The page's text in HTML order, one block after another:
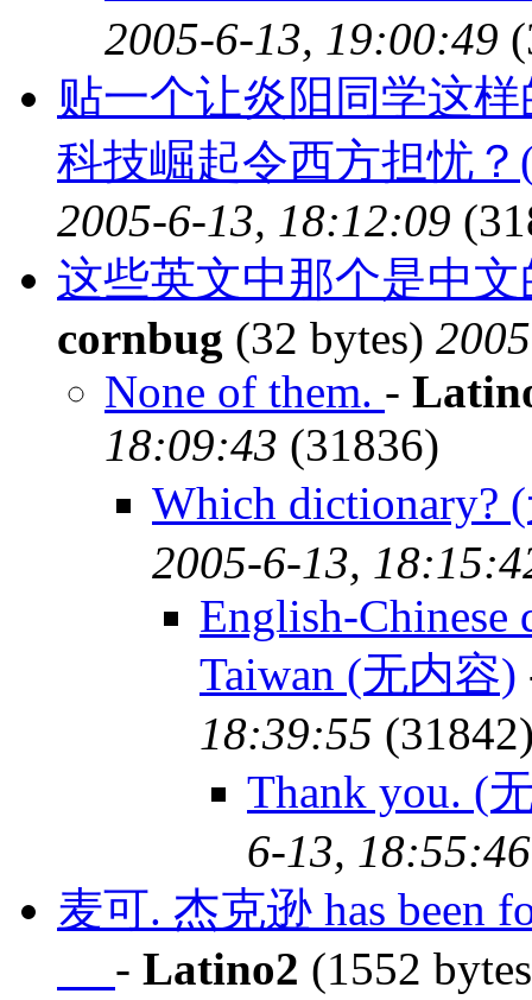
2005-6-13, 19:00:49
贴一个让炎阳同学这
科技崛起令西方担忧
2005-6-13, 18:12:09
这些英文中那个是中
cornbug (32 bytes)
None of them. -
18:09:43 (31836)
Which dictionary?
2005-6-13,
English-Chinese
Taiwan (无内容)
18:39:55
Thank you. (
6-13, 18:55:46
麦可. 杰克逊 has been
- Latino2 (1552